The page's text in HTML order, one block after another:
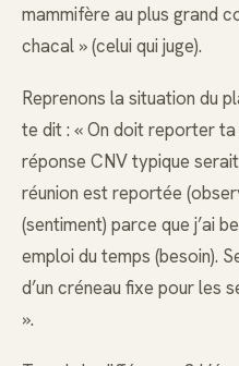
mammifère au plus grand
chacal » (celui qui juge).
Reprenons la situation du
te dit : « On doit reporter ta
réponse CNV typique serait
réunion est reportée
(sentiment) parce que j’ai
emploi du temps (besoin).
d’un créneau fixe pour les
».